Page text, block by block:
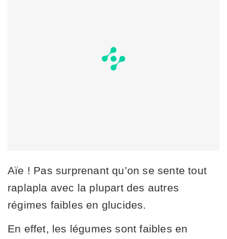
Aïe ! Pas surprenant qu’on se sente tout
raplapla avec la plupart des autres
régimes faibles en glucides.
En effet, les légumes sont faibles en